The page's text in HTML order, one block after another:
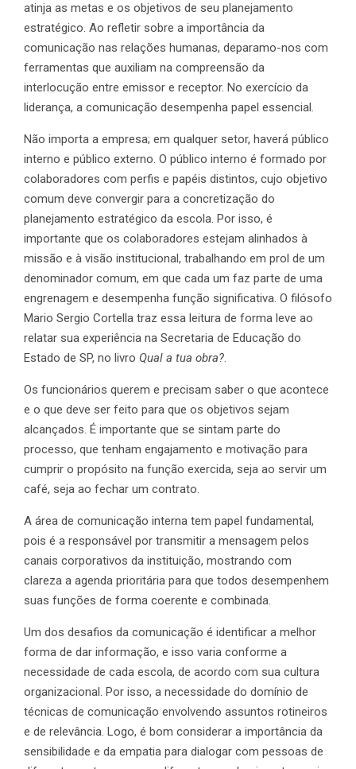
atinja as metas e os objetivos de seu planejamento
estratégico. Ao refletir sobre a importância da
comunicação nas relações humanas, deparamo-nos com
ferramentas que auxiliam na compreensão da
interlocução entre emissor e receptor. No exercício da
liderança, a comunicação desempenha papel essencial.
Não importa a empresa; em qualquer setor, haverá público
interno e público externo. O público interno é formado por
colaboradores com perfis e papéis distintos, cujo objetivo
comum deve convergir para a concretização do
planejamento estratégico da escola. Por isso, é
importante que os colaboradores estejam alinhados à
missão e à visão institucional, trabalhando em prol de um
denominador comum, em que cada um faz parte de uma
engrenagem e desempenha função significativa. O filósofo
Mario Sergio Cortella traz essa leitura de forma leve ao
relatar sua experiência na Secretaria de Educação do
Estado de SP, no livro Qual a tua obra?.
Os funcionários querem e precisam saber o que acontece
e o que deve ser feito para que os objetivos sejam
alcançados. É importante que se sintam parte do
processo, que tenham engajamento e motivação para
cumprir o propósito na função exercida, seja ao servir um
café, seja ao fechar um contrato.
A área de comunicação interna tem papel fundamental,
pois é a responsável por transmitir a mensagem pelos
canais corporativos da instituição, mostrando com
clareza a agenda prioritária para que todos desempenhem
suas funções de forma coerente e combinada.
Um dos desafios da comunicação é identificar a melhor
forma de dar informação, e isso varia conforme a
necessidade de cada escola, de acordo com sua cultura
organizacional. Por isso, a necessidade do domínio de
técnicas de comunicação envolvendo assuntos rotineiros
e de relevância. Logo, é bom considerar a importância da
sensibilidade e da empatia para dialogar com pessoas de